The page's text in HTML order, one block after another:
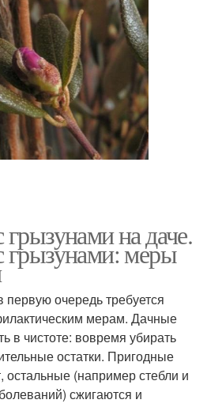
грызунами на даче.
грызунами: меры
очередь требуется
мерам. Дачные
в чистоте: вовремя убирать
остатки. Пригодные
остальные (например стебли и
сжигаются и